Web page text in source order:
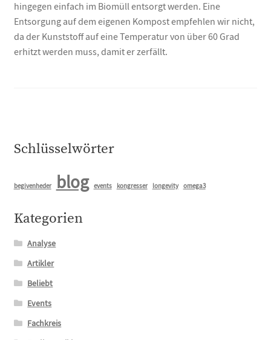
Om os
hingegen einfach im Biomüll entsorgt werden. Eine
Entsorgung auf dem eigenen Kompost empfehlen wir nicht,
da der Kunststoff auf eine Temperatur von über 60 Grad
erhitzt werden muss, damit er zerfällt.
Schlüsselwörter
begivenheder blog events kongresser longevity omega3
Kategorien
Analyse
Artikler
Beliebt
Events
Fachkreis